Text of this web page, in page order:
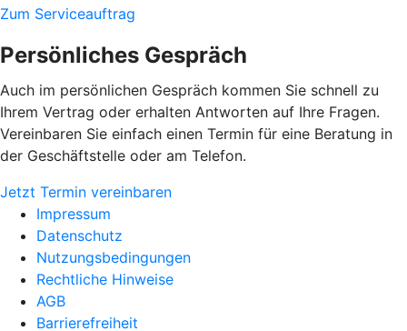
Zum Serviceauftrag
Persönliches Gespräch
Auch im persönlichen Gespräch kommen Sie schnell zu
Ihrem Vertrag oder erhalten Antworten auf Ihre Fragen.
Vereinbaren Sie einfach einen Termin für eine Beratung in
der Geschäftstelle oder am Telefon.
Jetzt Termin vereinbaren
Impressum
Datenschutz
Nutzungsbedingungen
Rechtliche Hinweise
AGB
Barrierefreiheit